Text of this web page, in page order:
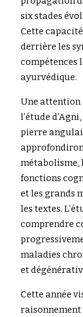
six stades
Cette
derrière les
compétences
ayurvédique.
Une attention
l’étude
pierre
métabolisme,
fonctions
et les grands
les textes.
comprendre
maladies
et
Cette année